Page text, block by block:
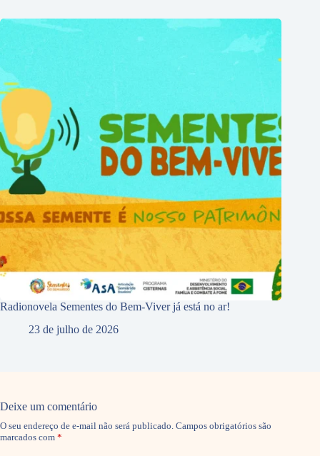
Radionovela Sementes do Bem-Viver já está no ar!
23 de julho de 2026
Deixe um comentário
O seu endereço de e-mail não será publicado. Campos obrigatórios são
marcados com *